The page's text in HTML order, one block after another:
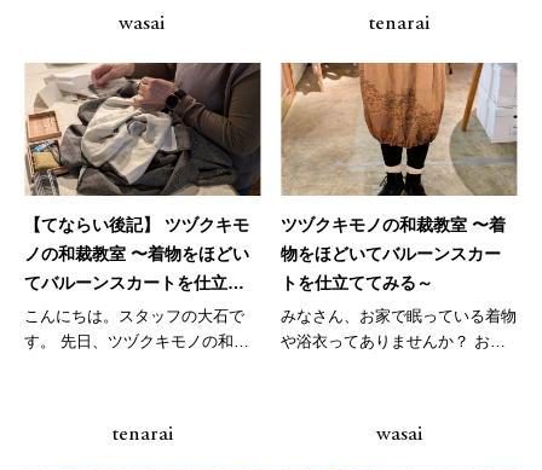
wasai
【てならい後記】 ツヅクキモ
ノの和裁教室 〜着物をほどい
てバルーンスカートを仕立て
てみる～1回目
こんにちは。スタッフの大石で
す。 先日、ツヅクキモノの和裁
tenarai
ツヅクキモノの和裁教室 〜着
物をほどいてバルーンスカー
トを仕立ててみる～
みなさん、お家で眠っている着物
や浴衣ってありませんか？ お
tenarai wasai